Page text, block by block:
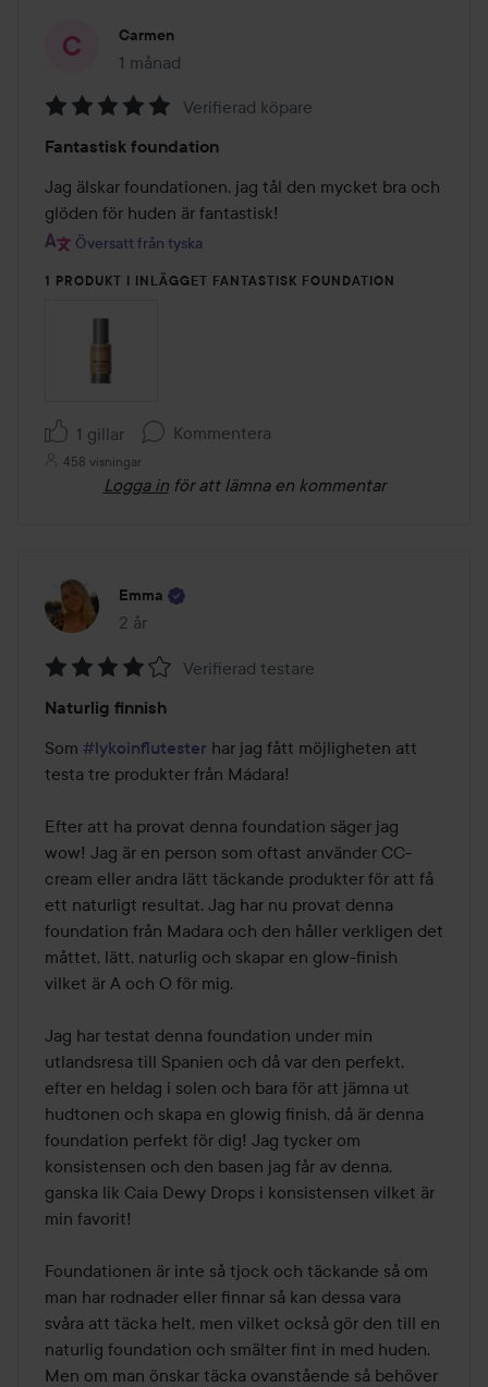
Carmen
1 månad
Inlägget skapades 1 månad
5
av
5
Verifierad köpare
Fantastisk foundation
Jag älskar foundationen, jag tål den mycket bra och
glöden för huden är fantastisk!
Översatt från tyska
1 PRODUKT I INLÄGGET FANTASTISK FOUNDATION
1 gillar Kommentera
458 visningar
Logga in för att lämna en kommentar
Emma
2 år
Inlägget skapades 2 år
4
av
5
Verifierad testare
Naturlig finnish
Som #lykoinflutester har jag fått möjligheten att
testa tre produkter från Mádara!
Efter att ha provat denna foundation säger jag
wow! Jag är en person som oftast använder CC-
cream eller andra lätt täckande produkter för att få
ett naturligt resultat. Jag har nu provat denna
foundation från Madara och den håller verkligen det
måttet, lätt, naturlig och skapar en glow-finish
vilket är A och O för mig.
Jag har testat denna foundation under min
utlandsresa till Spanien och då var den perfekt,
efter en heldag i solen och bara för att jämna ut
hudtonen och skapa en glowig finish, då är denna
foundation perfekt för dig! Jag tycker om
konsistensen och den basen jag får av denna,
ganska lik Caia Dewy Drops i konsistensen vilket är
min favorit!
Foundationen är inte så tjock och täckande så om
man har rodnader eller finnar så kan dessa vara
svåra att täcka helt, men vilket också gör den till en
naturlig foundation och smälter fint in med huden.
Men om man önskar täcka ovanstående så behöver